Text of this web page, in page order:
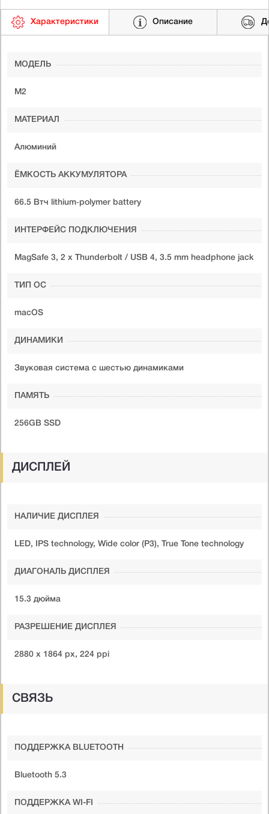
Характеристики Описание
МОДЕЛЬ
M2
МАТЕРИАЛ
Алюминий
ЁМКОСТЬ АККУМУЛЯТОРА
66.5 Втч lithium‑polymer battery
ИНТЕРФЕЙС ПОДКЛЮЧЕНИЯ
MagSafe 3, 2 x Thunderbolt / USB 4, 3.5 mm headphone jack
ТИП ОС
macOS
ДИНАМИКИ
Звуковая система с шестью динамиками
ПАМЯТЬ
256GB SSD
ДИСПЛЕЙ
НАЛИЧИЕ ДИСПЛЕЯ
LED, IPS technology, Wide color (P3), True Tone technology
ДИАГОНАЛЬ ДИСПЛЕЯ
15.3 дюйма
РАЗРЕШЕНИЕ ДИСПЛЕЯ
2880 x 1864 px, 224 ppi
СВЯЗЬ
ПОДДЕРЖКА BLUETOOTH
Bluetooth 5.3
ПОДДЕРЖКА WI-FI